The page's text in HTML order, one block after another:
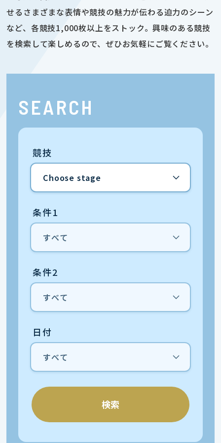
せるさまざまな表情や競技の魅力が伝わる迫力のシーン
など、各競技1,000枚以上をストック。興味のある競技
を検索して楽しめるので、ぜひお気軽にご覧ください。
SEARCH
競技
条件1
条件2
日付
検索